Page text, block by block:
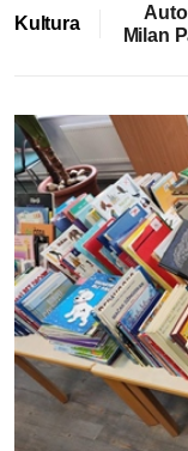
Kultura
Milan